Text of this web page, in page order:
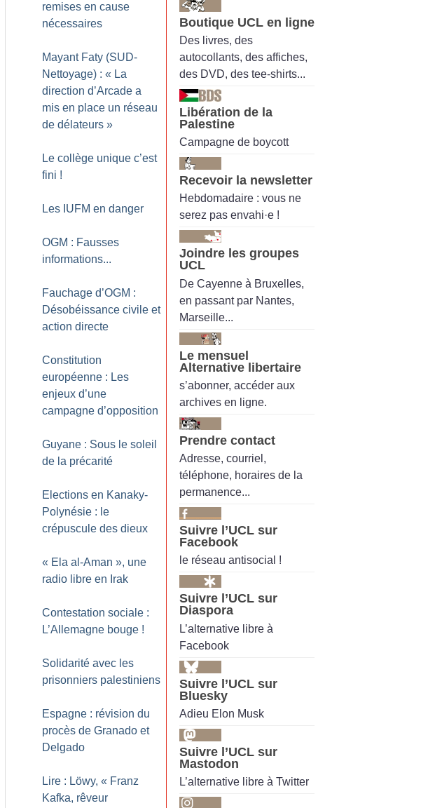
remises en cause
nécessaires
Mayant Faty (SUD-
Nettoyage) : « La
direction d’Arcade a
mis en place un réseau
de délateurs »
Le collège unique c’est
fini !
Les IUFM en danger
OGM : Fausses
informations...
Fauchage d’OGM :
Désobéissance civile et
action directe
Constitution
européenne : Les
enjeux d’une
campagne d’opposition
Guyane : Sous le soleil
de la précarité
Elections en Kanaky-
Polynésie : le
crépuscule des dieux
« Ela al-Aman », une
radio libre en Irak
Contestation sociale :
L’Allemagne bouge !
Solidarité avec les
prisonniers palestiniens
Espagne : révision du
procès de Granado et
Delgado
Lire : Löwy, « Franz
Kafka, rêveur
Boutique UCL en ligne
Des livres, des
autocollants, des affiches,
des DVD, des tee-shirts...
Libération de la
Palestine
Campagne de boycott
Recevoir la newsletter
Hebdomadaire : vous ne
serez pas envahi·e !
Joindre les groupes
UCL
De Cayenne à Bruxelles,
en passant par Nantes,
Marseille...
Le mensuel
Alternative libertaire
s’abonner, accéder aux
archives en ligne.
Prendre contact
Adresse, courriel,
téléphone, horaires de la
permanence...
Suivre l’UCL sur
Facebook
le réseau antisocial !
Suivre l’UCL sur
Diaspora
L’alternative libre à
Facebook
Suivre l’UCL sur
Bluesky
Adieu Elon Musk
Suivre l’UCL sur
Mastodon
L’alternative libre à Twitter